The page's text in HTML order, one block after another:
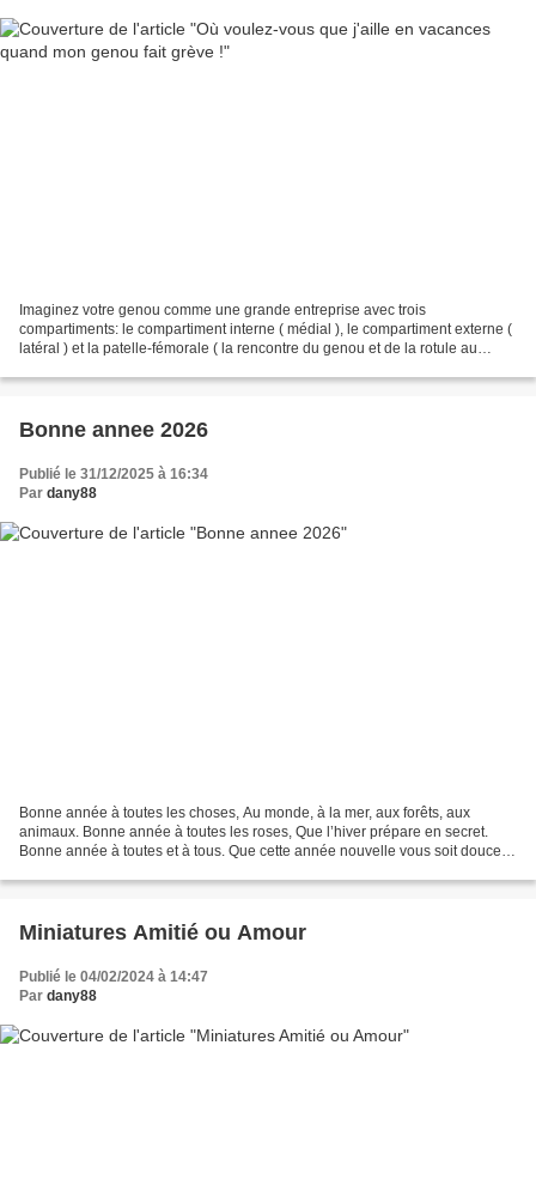
Imaginez votre genou comme une grande entreprise avec trois
compartiments: le compartiment interne ( médial ), le compartiment externe (
latéral ) et la patelle-fémorale ( la rencontre du genou et de la rotule au
Bonne annee 2026
Publié le 31/12/2025 à 16:34
Par dany88
Bonne année à toutes les choses, Au monde, à la mer, aux forêts, aux
animaux. Bonne année à toutes les roses, Que l’hiver prépare en secret.
Bonne année à toutes et à tous. Que cette année nouvelle vous soit douce,
Miniatures Amitié ou Amour
Publié le 04/02/2024 à 14:47
Par dany88